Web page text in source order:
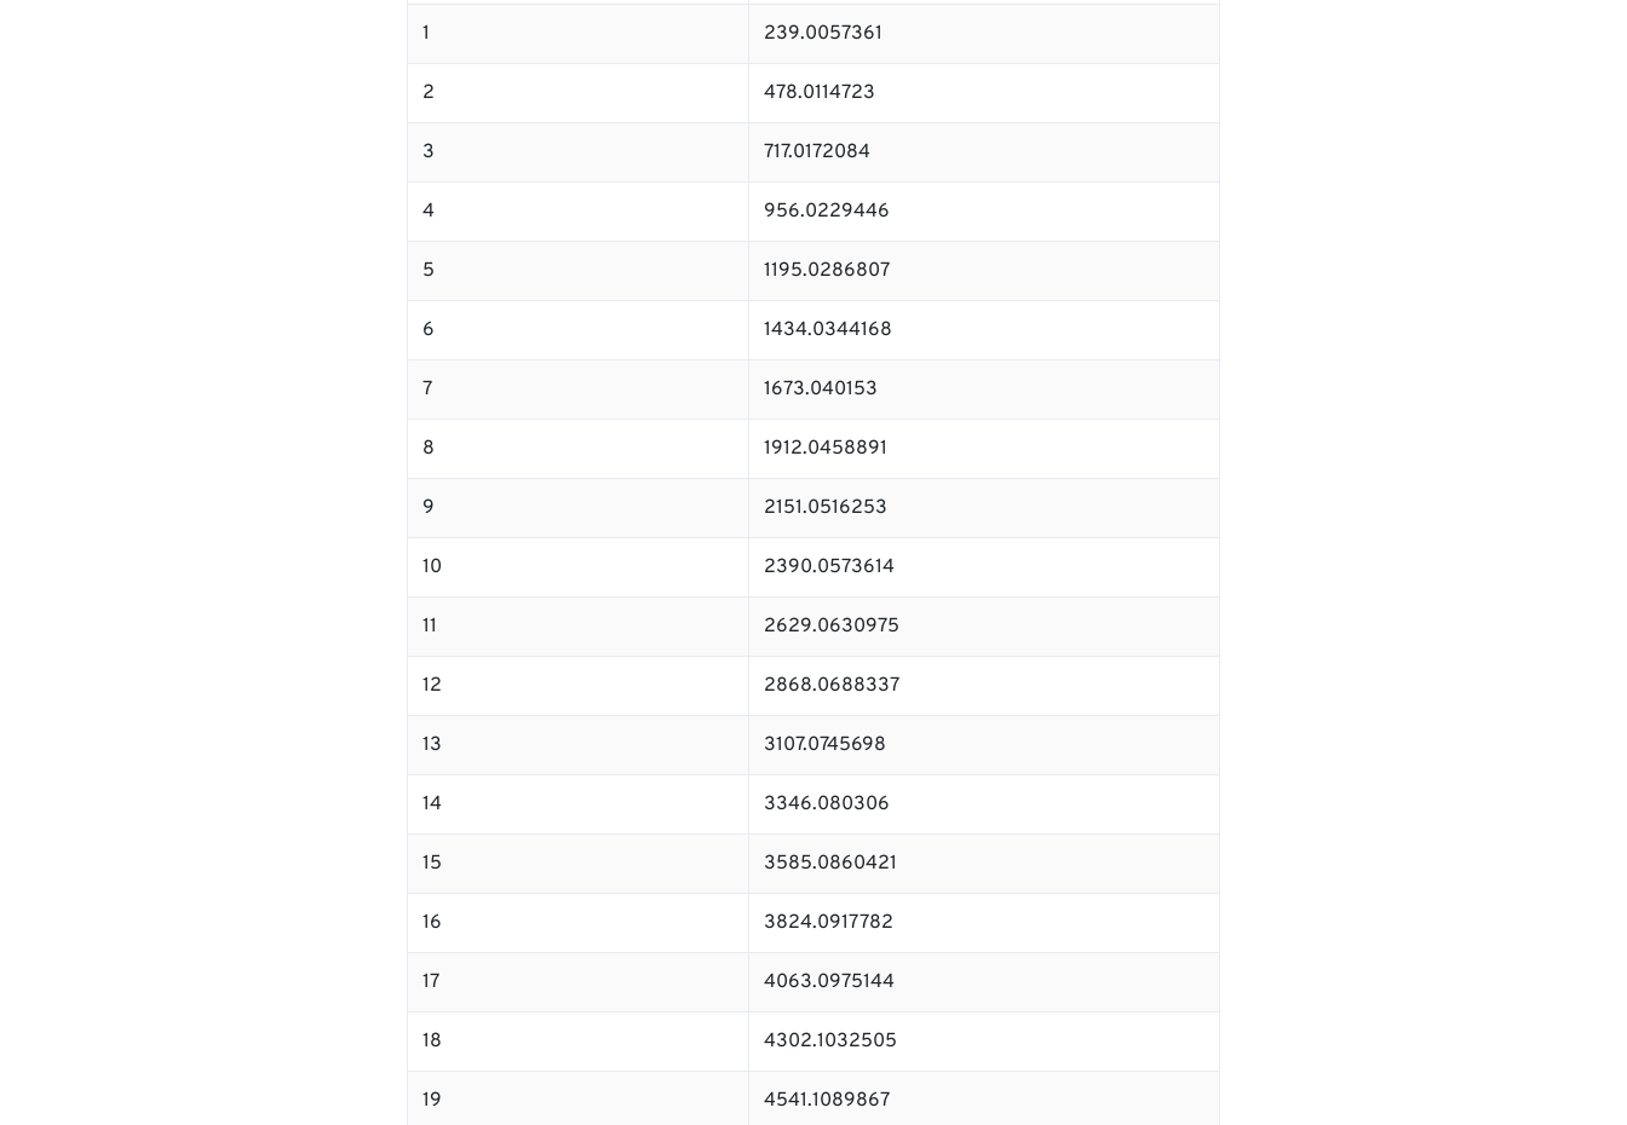
1 239.0057361
2 478.0114723
3 717.0172084
4 956.0229446
5 1195.0286807
6 1434.0344168
7 1673.040153
8 1912.0458891
9 2151.0516253
10 2390.0573614
11 2629.0630975
12 2868.0688337
13 3107.0745698
14 3346.080306
15 3585.0860421
16 3824.0917782
17 4063.0975144
18 4302.1032505
19 4541.1089867